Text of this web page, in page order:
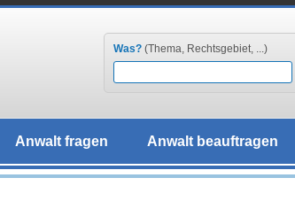
Was? (Thema, Rechtsgebiet, ...)
Anwalt fragen Anwalt beauftragen